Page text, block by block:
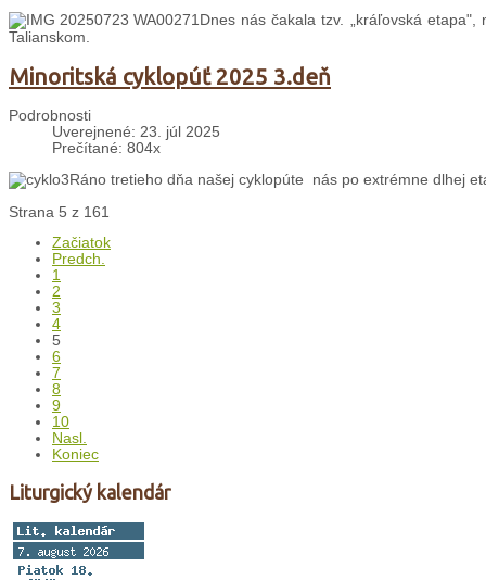
Dnes nás čakala tzv. „kráľovská
Talianskom.
Minoritská cyklopúť 2025 3.deň
Podrobnosti
Uverejnené: 23. júl 2025
Prečítané: 804x
Ráno tretieho dňa našej cyklopúte nás po extrémne dlhej
Strana 5 z 161
Začiatok
Predch.
1
2
3
4
5
6
7
8
9
10
Nasl.
Koniec
Liturgický kalendár